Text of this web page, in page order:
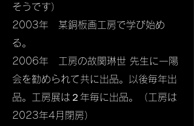
そうです）
2003年 某銅板画工房で学び始め
る。
2006年 工房の故関琳世 先生に一陽
会を勧められて共に出品。以後毎年出
品。工房展は２年毎に出品。（工房は
2023年4月閉房）